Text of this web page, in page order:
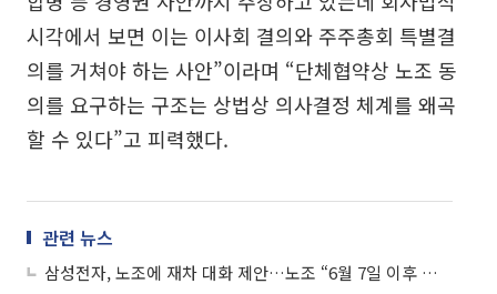
시각에서 보면 이는 이사회 결의와 주주총회 특별결
의를 거쳐야 하는 사안”이라며 “단체협약상 노조 동
의를 요구하는 구조는 상법상 의사결정 체계를 왜곡
할 수 있다”고 피력했다.
관련 뉴스
삼성전자, 노조에 재차 대화 제안…노조 “6월 7일 이후 협의 의사”